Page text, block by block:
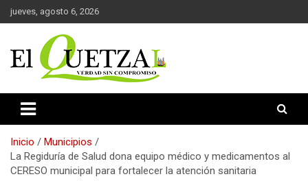
Saltar
al
jueves, agosto 6, 2026
El Quetzal de Cholula
Inicio
Municipios
La Regiduría de Salud dona equipo médico y medicamentos al
CERESO municipal para fortalecer la atención sanitaria